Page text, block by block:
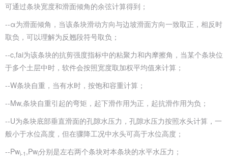
可通过条块宽度和滑面倾角的余弦计算得到；
--α为滑面倾角，当该条块滑动方向与边坡滑面方向一致取正，相反时
取负，可以理解为反翘段符号取负；
--c,fai为该条块的抗剪强度指标中的粘聚力和内摩擦角，当某个条块位
于多个土层中时，软件会按照宽度取加权平均值来计算；
--W条块自重，当有水时，按饱和容重计算；
--Mw,条块自重引起的弯矩，起下滑作用为正，起抗滑作用为负；
--U为条块底部垂直滑面的孔隙水压力，孔隙水压力按照水头计算，一
般小于水位高度，但在骤降工况中水头可高于水位高度；
--Pwi-1 ,Pwi分别是左右两个条块对本条块的水平水压力；